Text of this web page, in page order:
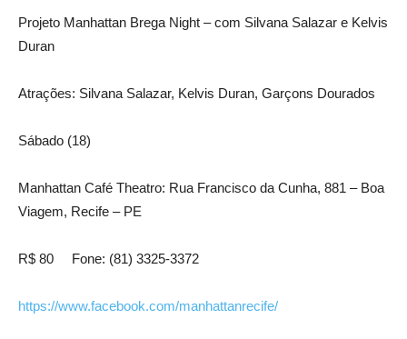
Projeto Manhattan Brega Night – com Silvana Salazar e Kelvis
Duran
Atrações: Silvana Salazar, Kelvis Duran, Garçons Dourados
Sábado (18)
Manhattan Café Theatro: Rua Francisco da Cunha, 881 – Boa
Viagem, Recife – PE
R$ 80 Fone: (81) 3325-3372
https://www.facebook.com/manhattanrecife/